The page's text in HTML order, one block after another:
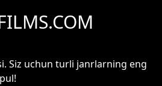
Siz uchun turli janrlarning eng